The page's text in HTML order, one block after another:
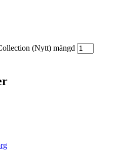
(Nytt) mängd